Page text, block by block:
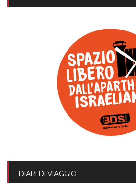
DIARI DI VIAGGIO